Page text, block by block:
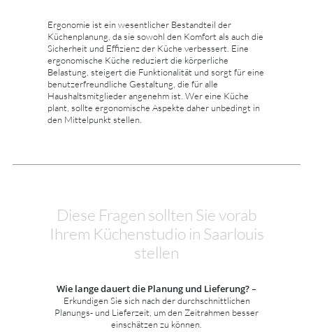
Ergonomie ist ein wesentlicher Bestandteil der
Küchenplanung, da sie sowohl den Komfort als auch die
Sicherheit und Effizienz der Küche verbessert. Eine
ergonomische Küche reduziert die körperliche
Belastung, steigert die Funktionalität und sorgt für eine
benutzerfreundliche Gestaltung, die für alle
Haushaltsmitglieder angenehm ist. Wer eine Küche
plant, sollte ergonomische Aspekte daher unbedingt in
den Mittelpunkt stellen.
Diese Fragen sollten Sie vorab
Ihrem Küchenstudio in Saarlouis
stellen
Wie lange dauert die Planung und Lieferung? –
Erkundigen Sie sich nach der durchschnittlichen
Planungs- und Lieferzeit, um den Zeitrahmen besser
einschätzen zu können.